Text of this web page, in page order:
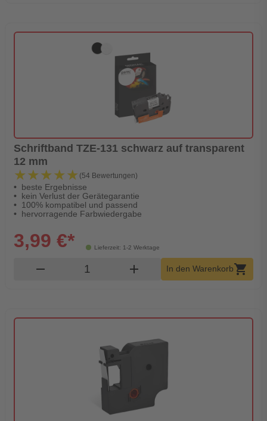
Schriftband TZE-131 schwarz auf transparent
12 mm
★★★★★
★★★★★ (54 Bewertungen)
beste Ergebnisse
kein Verlust der Gerätegarantie
100% kompatibel und passend
hervorragende Farbwiedergabe
Lieferzeit: 1-2 Werktage
3,99 €*
remove Produkt Warenkorb Menge
add In den Warenkorbshopping_cart